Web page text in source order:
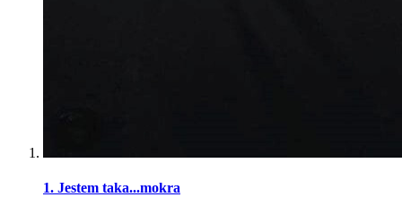
1. Jestem taka...mokra